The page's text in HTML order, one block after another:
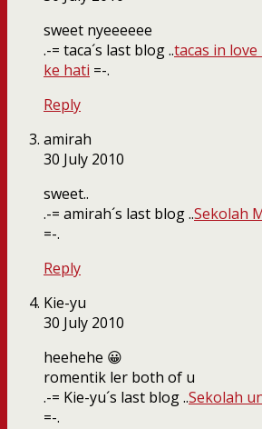
sweet nyeeeeee
.-= taca´s last blog ..tacas in
ke hati =-.
Reply
amirah
30 July 2010
sweet..
.-= amirah´s last blog ..Sekolah
=-.
Reply
Kie-yu
30 July 2010
heehehe 😀
romentik ler both of u
.-= Kie-yu´s last blog ..Sekolah
=-.